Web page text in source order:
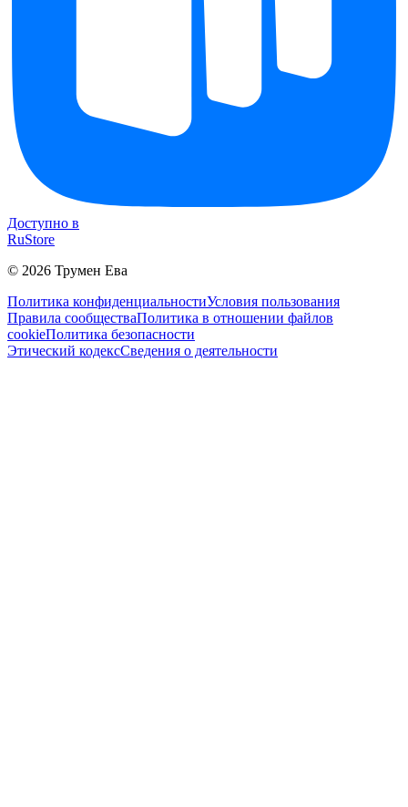
Доступно в
RuStore
© 2026 Трумен Ева
Политика конфиденциальностиУсловия пользования
Правила сообществаПолитика в отношении файлов
cookieПолитика безопасности
Этический кодексСведения о деятельности